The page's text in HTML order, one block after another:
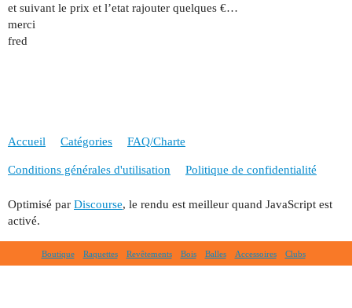
et suivant le prix et l’etat rajouter quelques €…
merci
fred
Accueil Catégories FAQ/Charte
Conditions générales d'utilisation Politique de confidentialité
Optimisé par Discourse, le rendu est meilleur quand JavaScript est
activé.
Boutique Raquettes Revêtements Bois Balles Accessoires Clubs